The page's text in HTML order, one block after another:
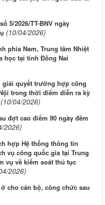
5/2026/TT-BNV ngày
(10/04/2026)
phía Nam, Trung tâm Nhiệt
học tại tỉnh Đồng Nai
quyết trường hợp công
trong thời điểm diễn ra kỳ
(10/04/2026)
đợt cao điểm 90 ngày đêm
2026)
hợp Hệ thống thông tin
vụ công quốc gia tại Trung
vụ về kiểm soát thủ tục
2026)
cho cán bộ, công chức sau